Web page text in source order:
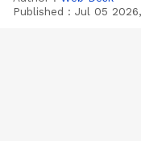
Published : Jul 05